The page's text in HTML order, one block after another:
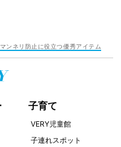
ンネリ防止に役立つ優秀アイテム
子育て
VERY児童館
子連れスポット